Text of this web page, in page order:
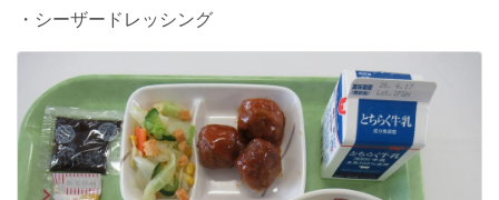
・シーザードレッシング